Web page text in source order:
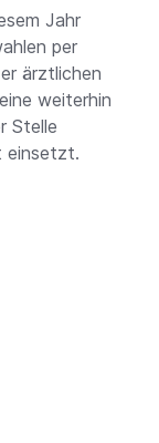
Jahr
per
ärztlichen
weiterhin
Stelle
einsetzt.